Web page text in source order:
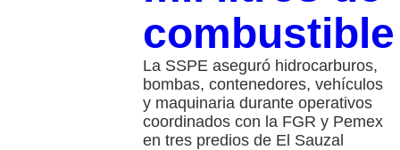
combustible
La SSPE aseguró hidrocarburos,
bombas, contenedores, vehículos
y maquinaria durante operativos
coordinados con la FGR y Pemex
en tres predios de El Sauzal